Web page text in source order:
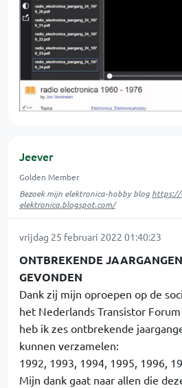
Jeever
Golden Member
Bezoek mijn elektronica-hobby blog https://
elektronica.blogspot.com/
vrijdag 25 februari 2022 01:40:23
ONTBREKENDE
GEVONDEN
Dank zij mijn oproepen op de
het Nederlands Transistor
heb ik zes ontbrekende
kunnen verzamelen:
1992, 1993, 1994, 1995, 1996,
Mijn dank gaat naar allen die